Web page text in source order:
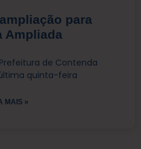
para
Ampliada
de Contenda
quinta-feira
MAIS »